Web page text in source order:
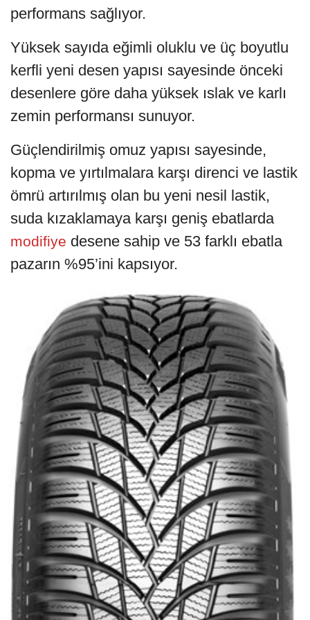
performans sağlıyor.
Yüksek sayıda eğimli oluklu ve üç boyutlu
kerfli yeni desen yapısı sayesinde önceki
desenlere göre daha yüksek ıslak ve karlı
zemin performansı sunuyor.
Güçlendirilmiş omuz yapısı sayesinde,
kopma ve yırtılmalara karşı direnci ve lastik
ömrü artırılmış olan bu yeni nesil lastik,
suda kızaklamaya karşı geniş ebatlarda
modifiye desene sahip ve 53 farklı ebatla
pazarın %95’ini kapsıyor.